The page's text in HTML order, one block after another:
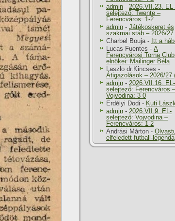
admin - 2026.VII.23. EL-
selejtező: Twente –
Ferencváros: 1-2
admin - Játékoskeret és
szakmai stáb – 2026/27
Charbel Bouja- Itt a
Lucas Fuentes - A
Ferencvárosi Torna Club
elnökei: Mailinger Béla
Laszlo dr.Kincses -
Átigazolások – 2026/27
admin - 2026.VII.16. EL-
selejtező: Ferencváros –
Vojvodina: 3-0
Erdélyi Dodi - Kuti
admin - 2026.VII.9. EL-
selejtező: Vojvodina –
Ferencváros: 1-2
Andrási Márton -
elfeledett futball-legenda